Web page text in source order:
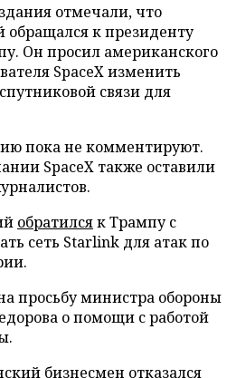
отмечали, что
к президенту
Он просил американского
SpaceX изменить
связи для
пока не комментируют.
SpaceX также оставили
обратилсяк Трампу с
сеть Starlink для атак по
просьбу министра обороны
о помощи с работой
бизнесмен отказался